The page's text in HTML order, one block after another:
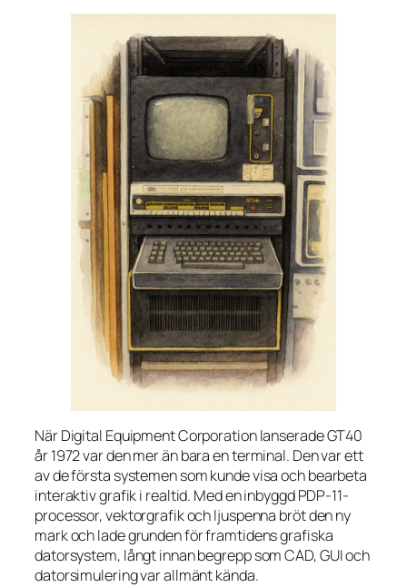
När Digital Equipment Corporation lanserade GT40
år 1972 var den mer än bara en terminal. Den var ett
av de första systemen som kunde visa och bearbeta
interaktiv grafik i realtid. Med en inbyggd PDP-11-
processor, vektorgrafik och ljuspenna bröt den ny
mark och lade grunden för framtidens grafiska
datorsystem, långt innan begrepp som CAD, GUI och
datorsimulering var allmänt kända.